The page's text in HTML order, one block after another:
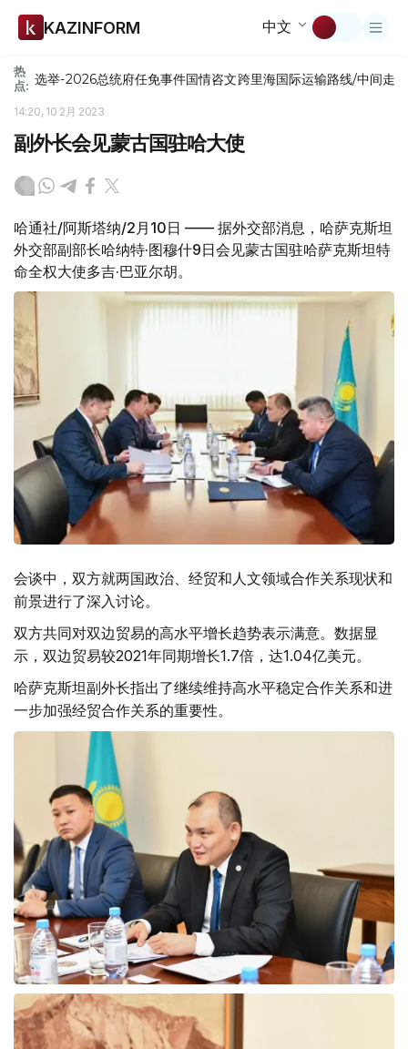
KAZINFORM 中文
热
点: 选举-2026总统府任免事件国情咨文跨里海国际运输路线/中间走廊
14:20, 10 2月 2023
副外长会见蒙古国驻哈大使
哈通社/阿斯塔纳/2月10日 —— 据外交部消息，哈萨克斯坦
外交部副部长哈纳特·图穆什9日会见蒙古国驻哈萨克斯坦特
命全权大使多吉·巴亚尔胡。
会谈中，双方就两国政治、经贸和人文领域合作关系现状和
前景进行了深入讨论。
双方共同对双边贸易的高水平增长趋势表示满意。数据显
示，双边贸易较2021年同期增长1.7倍，达1.04亿美元。
哈萨克斯坦副外长指出了继续维持高水平稳定合作关系和进
一步加强经贸合作关系的重要性。